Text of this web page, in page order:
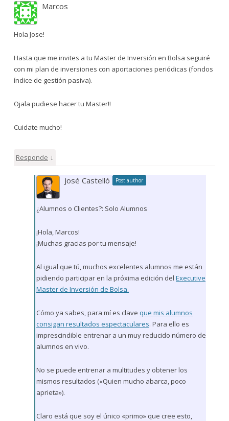
Marcos
Hola Jose!
Hasta que me invites a tu Master de Inversión en Bolsa seguiré
con mi plan de inversiones con aportaciones periódicas (fondos
índice de gestión pasiva).
Ojala pudiese hacer tu Master!!
Cuidate mucho!
Responde ↓
José Castelló Post author
¿Alumnos o Clientes?: Solo Alumnos
¡Hola, Marcos!
¡Muchas gracias por tu mensaje!
Al igual que tú, muchos excelentes alumnos me están
pidiendo participar en la próxima edición del Executive
Master de Inversión de Bolsa.
Cómo ya sabes, para mí es clave que mis alumnos
consigan resultados espectaculares. Para ello es
imprescindible entrenar a un muy reducido número de
alumnos en vivo.
No se puede entrenar a multitudes y obtener los
mismos resultados («Quien mucho abarca, poco
aprieta»).
Claro está que soy el único «primo» que cree esto,